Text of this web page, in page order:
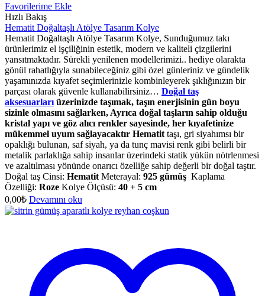
Favorilerime Ekle
Hızlı Bakış
Hematit Doğaltaşlı Atölye Tasarım Kolye
Hematit Doğaltaşlı Atölye Tasarım Kolye, Sunduğumuz takı
ürünlerimiz el işçiliğinin estetik, modern ve kaliteli çizgilerini
yansıtmaktadır. Sürekli yenilenen modellerimizi.. hediye olarakta
gönül rahatlığıyla sunabileceğiniz gibi özel günleriniz ve gündelik
yaşamınızda kıyafet seçimlerinizle kombinleyerek şıklığınızın bir
parçası olarak güvenle kullanabilirsiniz… Doğal taş
aksesuarları üzerinizde taşımak, taşın enerjisinin gün boyu
sizinle olmasını sağlarken, Ayrıca doğal taşların sahip olduğu
kristal yapı ve göz alıcı renkler sayesinde, her kıyafetinize
mükemmel uyum sağlayacaktır Hematit taşı, gri siyahımsı bir
opaklığı bulunan, saf siyah, ya da tunç mavisi renk gibi belirli bir
metalik parlaklığa sahip insanlar üzerindeki statik yükün nötrlenmesi
ve azaltılması yönünde onarıcı özelliğe sahip değerli bir doğal taştır.
Doğal taş Cinsi: Hematit Meterayal: 925 gümüş Kaplama
Özelliği: Roze Kolye Ölçüsü: 40 + 5 cm
0,00₺ Devamını oku